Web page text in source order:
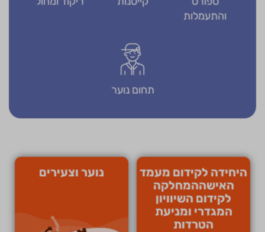
והתעמלות
תחום נוער
היחידה לקידום מעמד
האישההמחלקה
לקידום השיוויון
המגדרי ומניעת
הטרדות
נוער וצעירים